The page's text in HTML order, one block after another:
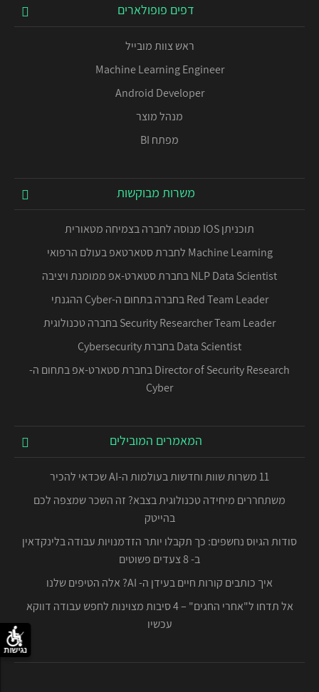
דפים פופולארים
ראש צוות מובייל
Machine Learning Engineer
Android Developer
מנהל מוצר
מפתח BI
משרות מבוקשות
תוכניתן IOS מנוסה לחברה בצמיחה מטאורית
Machine Learning לחברת סטארטאפ בעולם הרפואי
NLP Data Scientist בחברת סטארט-אפ ממומנת ויציבה
Red Team Leader בחברה בתחום ה-Cyber ההגנתי
Security Researcher Team Leader בחברה טכנולוגית
Data Scientist בחברת Cybersecurity
Director of Security Research בחברת סטארט-אפ בתחום ה-
Cyber
המאמרים המובילים
11 משרות שוות וחדשות בעולמות ה-AI שכדאי להכיר
משתחררים מיחידה טכנולוגית בצבא? זה השכר שמצפה לכם
בהייטק
סודות הגיוס נחשפים: כך תקבלו יותר הזדמנויות עבודה בלינקדאין
ב- 8 צעדים פשוטים
איך כותבים קורות חיים בעידן ה- AI? אלה הטיפים שלנו
אל תדחו ל"אחרי החגים" – 4 סיבות מצוינות לחפש עבודה דווקא
עכשיו
נגישות